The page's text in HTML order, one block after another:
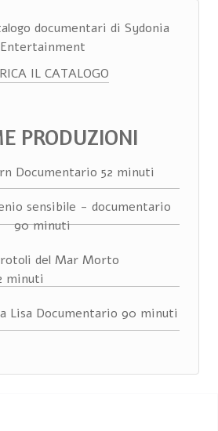
IL CATALOGO
PRODUZIONI